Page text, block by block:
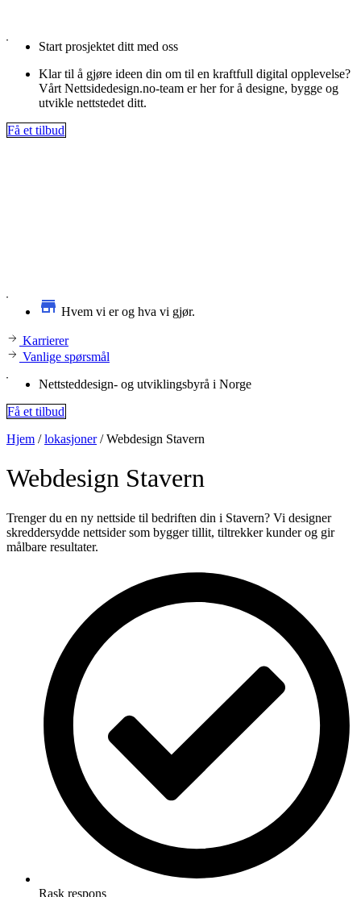
Start prosjektet ditt med oss
Klar til å gjøre ideen din om til en kraftfull digital opplevelse?
Vårt Nettsidedesign.no-team er her for å designe, bygge og
utvikle nettstedet ditt.
Få et tilbud
Hvem vi er og hva vi gjør.
Karrierer
Vanlige spørsmål
Nettsteddesign- og utviklingsbyrå i Norge
Få et tilbud
Hjem /lokasjoner/Webdesign Stavern
Webdesign Stavern
Trenger du en ny nettside til bedriften din i Stavern? Vi designer
skreddersydde nettsider som bygger tillit, tiltrekker kunder og gir
målbare resultater.
Rask respons